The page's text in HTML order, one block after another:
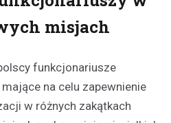
misjach
funkcjonariusze
na celu zapewnienie
w różnych zakątkach